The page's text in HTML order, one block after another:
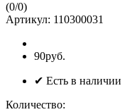
(0/0)
Артикул: 110300031
90руб.
✔ Есть в наличии
Количество: